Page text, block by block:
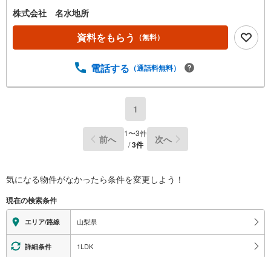
株式会社 名水地所
資料をもらう （無料）
電話する （通話料無料）
1
前へ 1〜3件
/3件 次へ
気になる物件がなかったら条件を変更しよう！
現在の検索条件
エリア/路線 山梨県
詳細条件 1LDK